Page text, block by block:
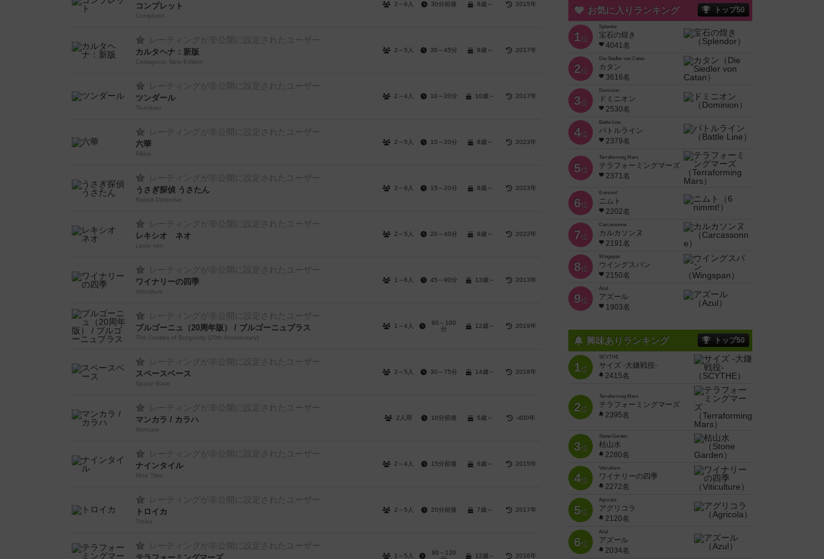
コンプレット
Completto
2～6人 30分前後 8歳～ 2015年
レーティングが非公開に設定されたユーザー
カルタヘナ：新版
Cartagena: New Edition
2～5人 30～45分 8歳～ 2017年
レーティングが非公開に設定されたユーザー
ツンダール
Tsundaru
2～4人 10～20分 10歳～ 2017年
レーティングが非公開に設定されたユーザー
六華
Rikka
2～5人 10～20分 8歳～ 2023年
レーティングが非公開に設定されたユーザー
うさぎ探偵 うさたん
Rabbit Detective
2～6人 15～20分 8歳～ 2023年
レーティングが非公開に設定されたユーザー
レキシオ ネオ
Lexio neo
2～5人 20～40分 8歳～ 2022年
レーティングが非公開に設定されたユーザー
ワイナリーの四季
Viticulture
1～6人 45～90分 13歳～ 2013年
レーティングが非公開に設定されたユーザー
ブルゴーニュ（20周年版） / ブルゴーニュプラス
The Castles of Burgundy (20th Anniversary)
1～4人
60～100
分
12歳～ 2019年
レーティングが非公開に設定されたユーザー
スペースベース
Space Base
2～5人 30～75分 14歳～ 2018年
レーティングが非公開に設定されたユーザー
マンカラ / カラハ
Mancala
2人用 10分前後 5歳～ -400年
レーティングが非公開に設定されたユーザー
ナインタイル
Nine Tiles
2～4人 15分前後 6歳～ 2015年
レーティングが非公開に設定されたユーザー
トロイカ
Troika
2～5人 20分前後 7歳～ 2017年
レーティングが非公開に設定されたユーザー
1～5人
90～120
12歳～ 2016年
お気に入りランキング トップ50
1位
Splendor
宝石の煌き
4041名
2位
Die Siedler von Catan
カタン
3616名
3位
Dominion
ドミニオン
2530名
4位
Battle Line
バトルライン
2379名
5位
Terraforming Mars
テラフォーミングマーズ
2371名
6位
6 nimmt!
ニムト
2202名
7位
Carcassonne
カルカソンヌ
2191名
8位
Wingspan
ウイングスパン
2150名
9位
Azul
アズール
1903名
興味ありランキング トップ50
1位
SCYTHE
サイズ -大鎌戦役-
2415名
2位
Terraforming Mars
テラフォーミングマーズ
2395名
3位
Stone Garden
枯山水
2280名
4位
Viticulture
ワイナリーの四季
2272名
5位
Agricola
アグリコラ
2120名
6位
Azul
アズール
2034名